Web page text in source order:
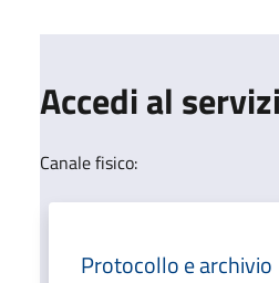
Accedi al
Canale fisico:
Protocollo e archivio